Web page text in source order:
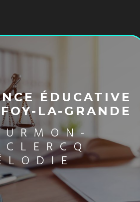
ÉDUCATIVE
LA-GRANDE